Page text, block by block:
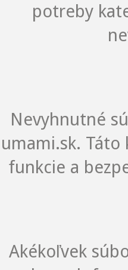
potreby
Nevyhnutné
umami.sk. Táto
funkcie a
Akékoľvek